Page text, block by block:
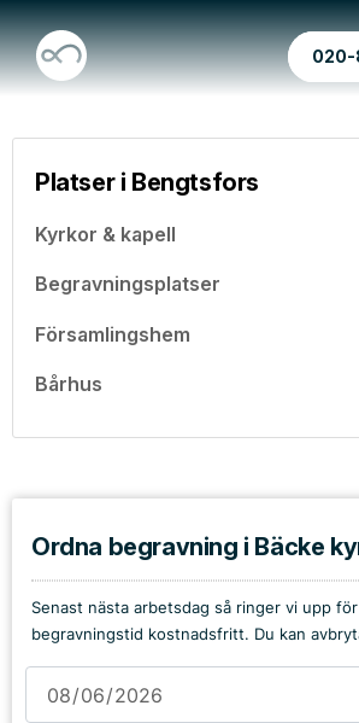
020-
Platser i Bengtsfors
Kyrkor & kapell
Begravningsplatser
Församlingshem
Bårhus
Ordna begravning i Bäcke
Senast nästa arbetsdag så ringer vi upp
begravningstid kostnadsfritt. Du kan